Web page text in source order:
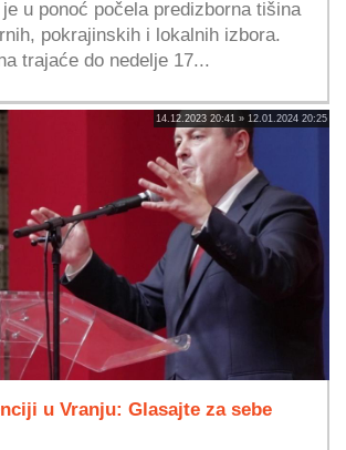
u ponoć počela predizborna tišina
pokrajinskih i lokalnih izbora.
trajaće do nedelje 17...
14.12.2023 20:41 » 12.01.2024 20:25
u Vranju: Glasajte za sebe